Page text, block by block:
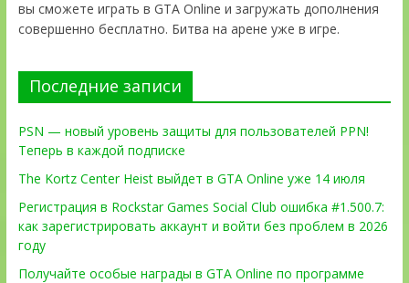
вы сможете играть в GTA Online и загружать дополнения
совершенно бесплатно. Битва на арене уже в игре.
Последние записи
PSN — новый уровень защиты для пользователей PPN!
Теперь в каждой подписке
The Kortz Center Heist выйдет в GTA Online уже 14 июля
Регистрация в Rockstar Games Social Club ошибка #1.500.7:
как зарегистрировать аккаунт и войти без проблем в 2026
году
Получайте особые награды в GTA Online по программе